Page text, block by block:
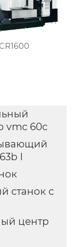
CR1600
vmc 60c
l
станок с
центр